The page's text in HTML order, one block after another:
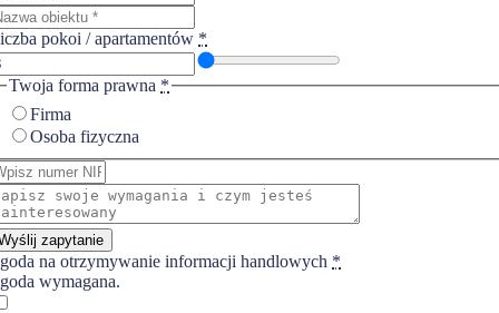
pokoi / apartamentów *
Twoja forma prawna *
Firma
Osoba fizyczna
zapytanie
na otrzymywanie informacji handlowych *
wymagana.